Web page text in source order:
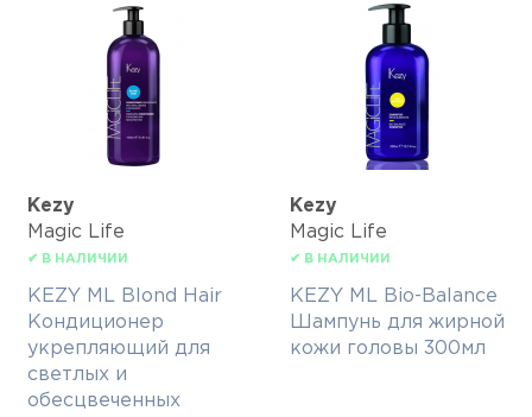
Kezy
Magic Life
✔ В НАЛИЧИИ
KEZY ML Blond Hair
Кондиционер
укрепляющий для
светлых и
обесцвеченных
Kezy
Magic Life
✔ В НАЛИЧИИ
KEZY ML Bio-Balance
Шампунь для жирной
кожи головы 300мл